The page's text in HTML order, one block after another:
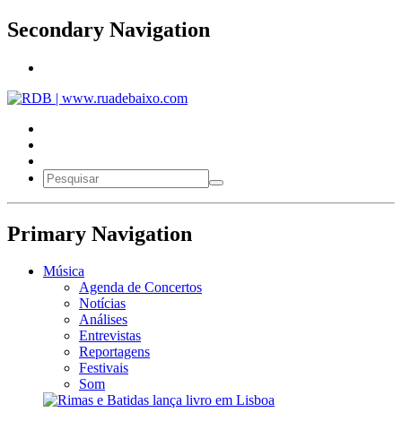
Secondary Navigation
Primary Navigation
Música
Agenda de Concertos
Notícias
Análises
Entrevistas
Reportagens
Festivais
Som